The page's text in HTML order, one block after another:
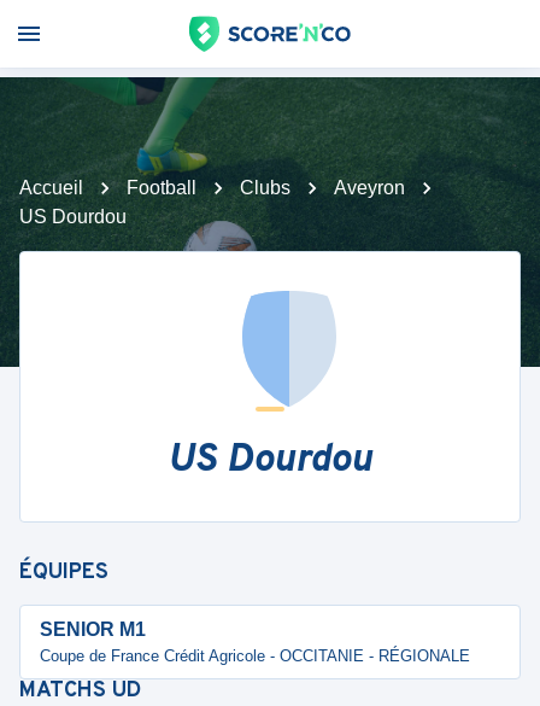
Accueil Football Clubs
Aveyron
US Dourdou
US Dourdou
ÉQUIPES
SENIOR M1
Coupe de France Crédit Agricole - OCCITANIE - RÉGIONALE
MATCHS UD